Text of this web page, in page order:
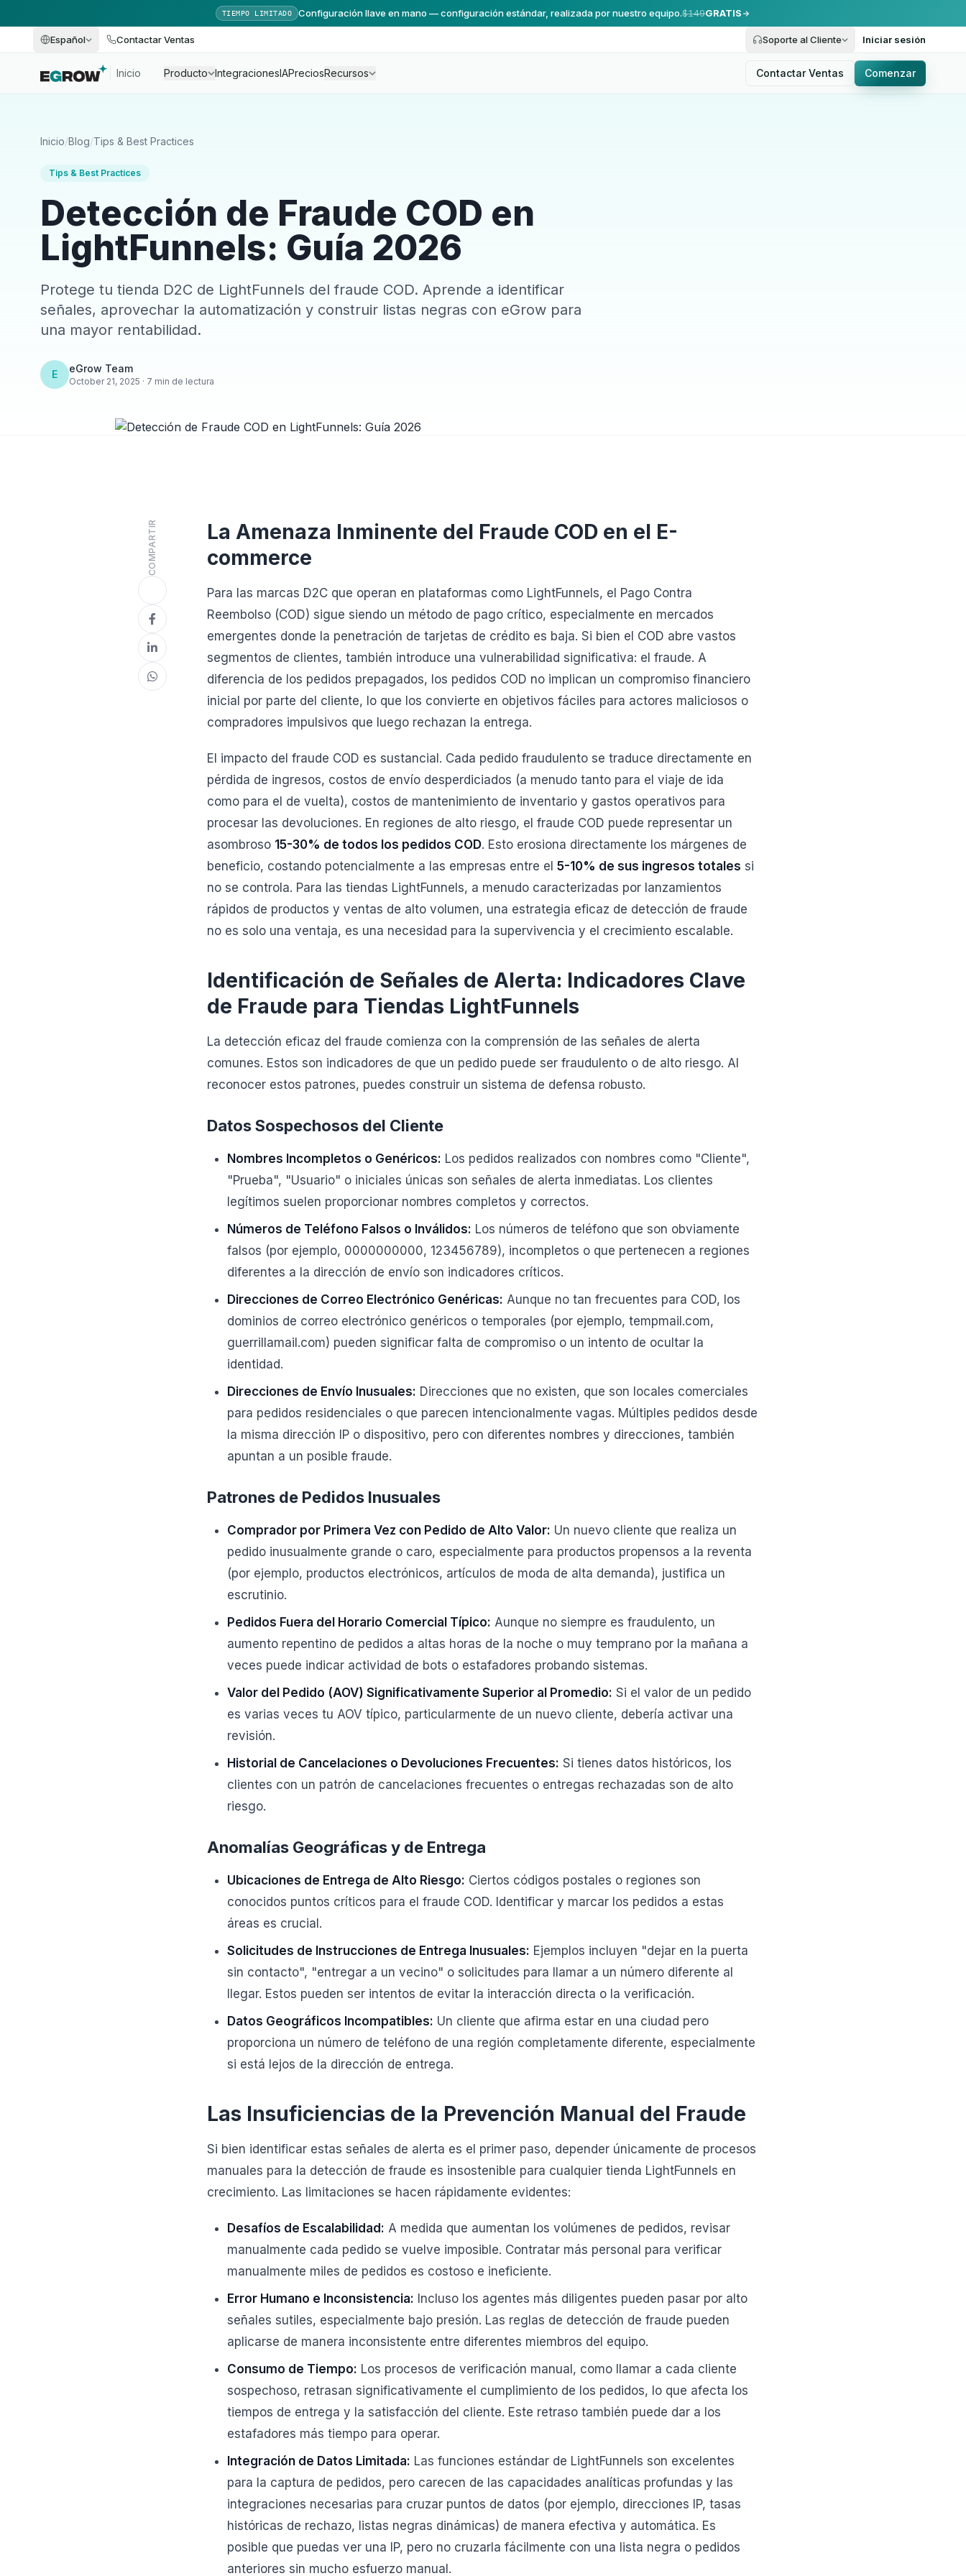
TIEMPO LIMITADO Configuración llave en mano — configuración estándar, realizada por nuestro equipo.$149GRATIS
Español Contactar Ventas Soporte al Cliente Iniciar sesión
Inicio Producto IntegracionesIAPreciosRecursos Contactar Ventas Comenzar
Inicio/Blog/Tips & Best Practices
Tips & Best Practices
Detección de Fraude COD en
LightFunnels: Guía 2026
Protege tu tienda D2C de LightFunnels del fraude COD. Aprende a identificar
señales, aprovechar la automatización y construir listas negras con eGrow para
una mayor rentabilidad.
E eGrow Team
October 21, 2025 · 7 min de lectura
COMPARTIR
La Amenaza Inminente del Fraude COD en el E-
commerce
Para las marcas D2C que operan en plataformas como LightFunnels, el Pago Contra
Reembolso (COD) sigue siendo un método de pago crítico, especialmente en mercados
emergentes donde la penetración de tarjetas de crédito es baja. Si bien el COD abre vastos
segmentos de clientes, también introduce una vulnerabilidad significativa: el fraude. A
diferencia de los pedidos prepagados, los pedidos COD no implican un compromiso financiero
inicial por parte del cliente, lo que los convierte en objetivos fáciles para actores maliciosos o
compradores impulsivos que luego rechazan la entrega.
El impacto del fraude COD es sustancial. Cada pedido fraudulento se traduce directamente en
pérdida de ingresos, costos de envío desperdiciados (a menudo tanto para el viaje de ida
como para el de vuelta), costos de mantenimiento de inventario y gastos operativos para
procesar las devoluciones. En regiones de alto riesgo, el fraude COD puede representar un
asombroso 15-30% de todos los pedidos COD. Esto erosiona directamente los márgenes de
beneficio, costando potencialmente a las empresas entre el 5-10% de sus ingresos totales si
no se controla. Para las tiendas LightFunnels, a menudo caracterizadas por lanzamientos
rápidos de productos y ventas de alto volumen, una estrategia eficaz de detección de fraude
no es solo una ventaja, es una necesidad para la supervivencia y el crecimiento escalable.
Identificación de Señales de Alerta: Indicadores Clave
de Fraude para Tiendas LightFunnels
La detección eficaz del fraude comienza con la comprensión de las señales de alerta
comunes. Estos son indicadores de que un pedido puede ser fraudulento o de alto riesgo. Al
reconocer estos patrones, puedes construir un sistema de defensa robusto.
Datos Sospechosos del Cliente
Nombres Incompletos o Genéricos: Los pedidos realizados con nombres como "Cliente",
"Prueba", "Usuario" o iniciales únicas son señales de alerta inmediatas. Los clientes
legítimos suelen proporcionar nombres completos y correctos.
Números de Teléfono Falsos o Inválidos: Los números de teléfono que son obviamente
falsos (por ejemplo, 0000000000, 123456789), incompletos o que pertenecen a regiones
diferentes a la dirección de envío son indicadores críticos.
Direcciones de Correo Electrónico Genéricas: Aunque no tan frecuentes para COD, los
dominios de correo electrónico genéricos o temporales (por ejemplo, tempmail.com,
guerrillamail.com) pueden significar falta de compromiso o un intento de ocultar la
identidad.
Direcciones de Envío Inusuales: Direcciones que no existen, que son locales comerciales
para pedidos residenciales o que parecen intencionalmente vagas. Múltiples pedidos desde
la misma dirección IP o dispositivo, pero con diferentes nombres y direcciones, también
apuntan a un posible fraude.
Patrones de Pedidos Inusuales
Comprador por Primera Vez con Pedido de Alto Valor: Un nuevo cliente que realiza un
pedido inusualmente grande o caro, especialmente para productos propensos a la reventa
(por ejemplo, productos electrónicos, artículos de moda de alta demanda), justifica un
escrutinio.
Pedidos Fuera del Horario Comercial Típico: Aunque no siempre es fraudulento, un
aumento repentino de pedidos a altas horas de la noche o muy temprano por la mañana a
veces puede indicar actividad de bots o estafadores probando sistemas.
Valor del Pedido (AOV) Significativamente Superior al Promedio: Si el valor de un pedido
es varias veces tu AOV típico, particularmente de un nuevo cliente, debería activar una
revisión.
Historial de Cancelaciones o Devoluciones Frecuentes: Si tienes datos históricos, los
clientes con un patrón de cancelaciones frecuentes o entregas rechazadas son de alto
riesgo.
Anomalías Geográficas y de Entrega
Ubicaciones de Entrega de Alto Riesgo: Ciertos códigos postales o regiones son
conocidos puntos críticos para el fraude COD. Identificar y marcar los pedidos a estas
áreas es crucial.
Solicitudes de Instrucciones de Entrega Inusuales: Ejemplos incluyen "dejar en la puerta
sin contacto", "entregar a un vecino" o solicitudes para llamar a un número diferente al
llegar. Estos pueden ser intentos de evitar la interacción directa o la verificación.
Datos Geográficos Incompatibles: Un cliente que afirma estar en una ciudad pero
proporciona un número de teléfono de una región completamente diferente, especialmente
si está lejos de la dirección de entrega.
Las Insuficiencias de la Prevención Manual del Fraude
Si bien identificar estas señales de alerta es el primer paso, depender únicamente de procesos
manuales para la detección de fraude es insostenible para cualquier tienda LightFunnels en
crecimiento. Las limitaciones se hacen rápidamente evidentes:
Desafíos de Escalabilidad: A medida que aumentan los volúmenes de pedidos, revisar
manualmente cada pedido se vuelve imposible. Contratar más personal para verificar
manualmente miles de pedidos es costoso e ineficiente.
Error Humano e Inconsistencia: Incluso los agentes más diligentes pueden pasar por alto
señales sutiles, especialmente bajo presión. Las reglas de detección de fraude pueden
aplicarse de manera inconsistente entre diferentes miembros del equipo.
Consumo de Tiempo: Los procesos de verificación manual, como llamar a cada cliente
sospechoso, retrasan significativamente el cumplimiento de los pedidos, lo que afecta los
tiempos de entrega y la satisfacción del cliente. Este retraso también puede dar a los
estafadores más tiempo para operar.
Integración de Datos Limitada: Las funciones estándar de LightFunnels son excelentes
para la captura de pedidos, pero carecen de las capacidades analíticas profundas y las
integraciones necesarias para cruzar puntos de datos (por ejemplo, direcciones IP, tasas
históricas de rechazo, listas negras dinámicas) de manera efectiva y automática. Es
posible que puedas ver una IP, pero no cruzarla fácilmente con una lista negra o pedidos
anteriores sin mucho esfuerzo manual.